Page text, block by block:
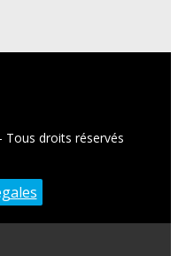
droits réservés